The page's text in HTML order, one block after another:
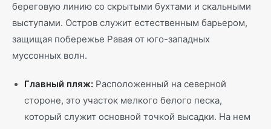
береговую линию со скрытыми бухтами и скальными
выступами. Остров служит естественным барьером,
защищая побережье Равая от юго-западных
муссонных волн.
Главный пляж: Расположенный на северной
стороне, это участок мелкого белого песка,
который служит основной точкой высадки. На нем